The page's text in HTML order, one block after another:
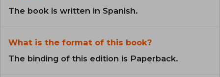
The book is written in Spanish.
What is the format of this book?
The binding of this edition is Paperback.